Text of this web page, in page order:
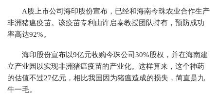
A股上市公司海印股份宣布，已经和海南今珠农业合作生产
非洲猪瘟疫苗。该疫苗专利由许启泰教授团队持有，预防成功
率高达92%。
海印股份宣布以9亿元收购今珠公司30%股权，并在海南建
立产业园以实现非洲猪瘟疫苗的产业化。这样算来，这个神药
的估值不过27亿元，相比我国因为猪瘟造成的损失，简直是九
牛一毛。